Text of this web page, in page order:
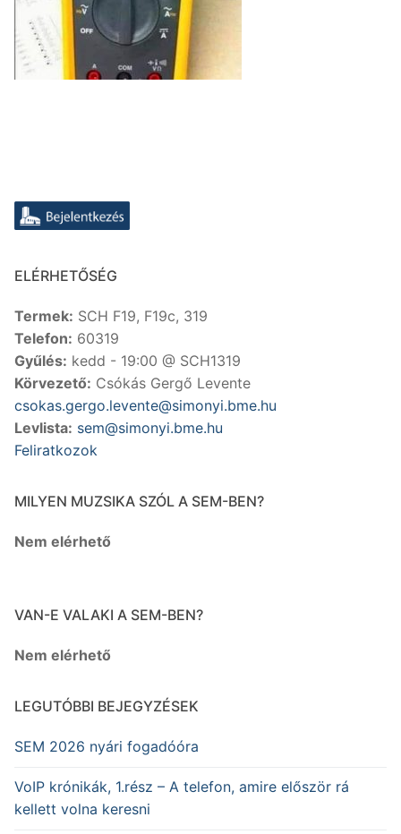
ELÉRHETŐSÉG
Termek: SCH F19, F19c, 319
Telefon: 60319
Gyűlés: kedd - 19:00 @ SCH1319
Körvezető: Csókás Gergő Levente
csokas.gergo.levente@simonyi.bme.hu
Levlista: sem@simonyi.bme.hu
Feliratkozok
MILYEN MUZSIKA SZÓL A SEM-BEN?
Nem elérhető
VAN-E VALAKI A SEM-BEN?
Nem elérhető
LEGUTÓBBI BEJEGYZÉSEK
SEM 2026 nyári fogadóóra
VoIP krónikák, 1.rész – A telefon, amire először rá
kellett volna keresni